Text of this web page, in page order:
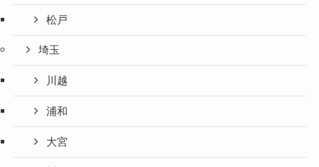
松戸
埼玉
川越
浦和
大宮